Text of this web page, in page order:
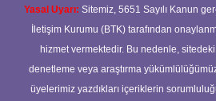
Yasal Uyarı: Sitemiz, 5651 Sayılı Kanun
İletişim Kurumu (BTK) tarafından
hizmet vermektedir. Bu nedenle,
denetleme veya araştırma
üyelerimiz yazdıkları içeriklerin